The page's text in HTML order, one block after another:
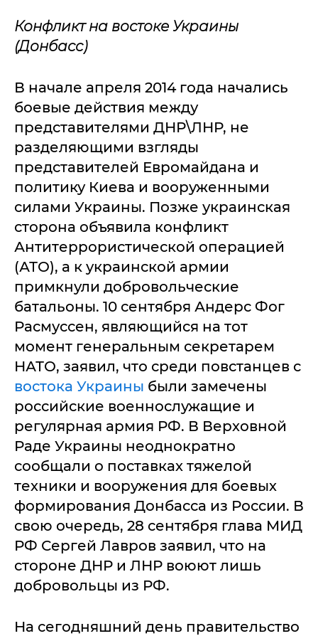
Конфликт на востоке Украины
(Донбасс)
В начале апреля 2014 года начались
боевые действия между
представителями ДНР\ЛНР, не
разделяющими взгляды
представителей Евромайдана и
политику Киева и вооруженными
силами Украины. Позже украинская
сторона объявила конфликт
Антитеррористической операцией
(АТО), а к украинской армии
примкнули добровольческие
батальоны. 10 сентября Андерс Фог
Расмуссен, являющийся на тот
момент генеральным секретарем
НАТО, заявил, что среди повстанцев с
востока Украины были замечены
российские военнослужащие и
регулярная армия РФ. В Верховной
Раде Украины неоднократно
сообщали о поставках тяжелой
техники и вооружения для боевых
формирования Донбасса из России. В
свою очередь, 28 сентября глава МИД
РФ Сергей Лавров заявил, что на
стороне ДНР и ЛНР воюют лишь
добровольцы из РФ.
На сегодняшний день правительство